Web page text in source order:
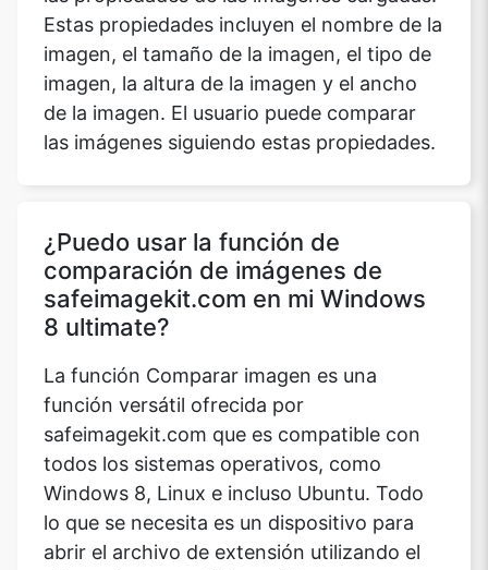
Copy Link
Estas propiedades incluyen el nombre de la
imagen, el tamaño de la imagen, el tipo de
imagen, la altura de la imagen y el ancho
de la imagen. El usuario puede comparar
las imágenes siguiendo estas propiedades.
¿Puedo usar la función de
comparación de imágenes de
safeimagekit.com en mi Windows
8 ultimate?
La función Comparar imagen es una
función versátil ofrecida por
safeimagekit.com que es compatible con
todos los sistemas operativos, como
Windows 8, Linux e incluso Ubuntu. Todo
lo que se necesita es un dispositivo para
abrir el archivo de extensión utilizando el